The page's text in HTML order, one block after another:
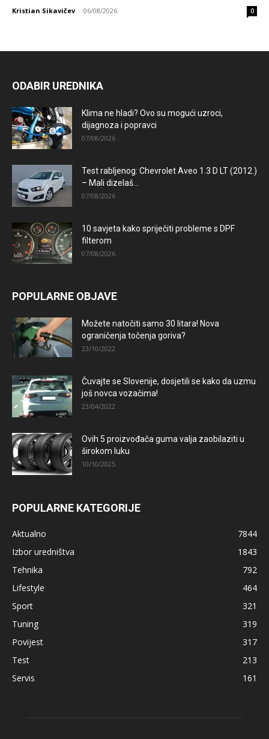
Kristian Sikavičev - 06/08/2026 0
ODABIR UREDNIKA
Klima ne hladi? Ovo su mogući uzroci,
dijagnoza i popravci
07/08/2026
Test rabljenog: Chevrolet Aveo 1.3 D LT (2012.)
– Mali dizelaš...
07/08/2026
10 savjeta kako spriječiti probleme s DPF
filterom
07/08/2026
POPULARNE OBJAVE
Možete natočiti samo 30 litara! Nova
ograničenja točenja goriva?
23/10/2022
Čuvajte se Slovenije, dosjetili se kako da uzmu
još novca vozačima!
23/04/2022
Ovih 5 proizvođača guma valja zaobilaziti u
širokom luku
10/10/2025
POPULARNE KATEGORIJE
Aktualno
7844
Izbor uredništva
1843
Tehnika
792
Lifestyle
464
Sport
321
Tuning
319
Povijest
317
Test
213
Servis
161